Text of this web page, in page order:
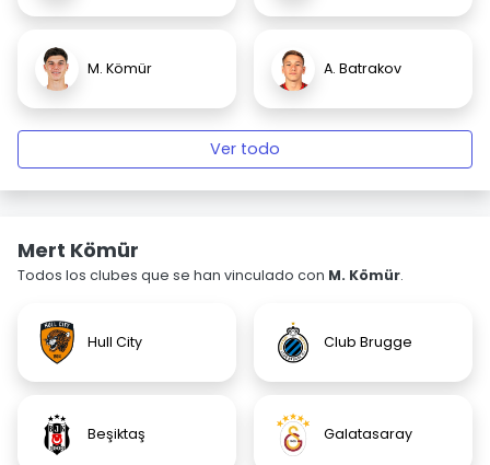
M. Kömür A. Batrakov
Ver todo
Mert Kömür
Todos los clubes que se han vinculado con M. Kömür.
Hull City Club Brugge
Beşiktaş Galatasaray